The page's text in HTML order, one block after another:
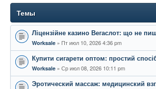
Темы
Ліцензійне казино Вегаслот: що не
Worksale Пт июл 10, 2026 4:36 pm
Купити сигарети оптом: простий
Worksale Ср июл 08, 2026 10:11 pm
Эротический массаж: медицинский